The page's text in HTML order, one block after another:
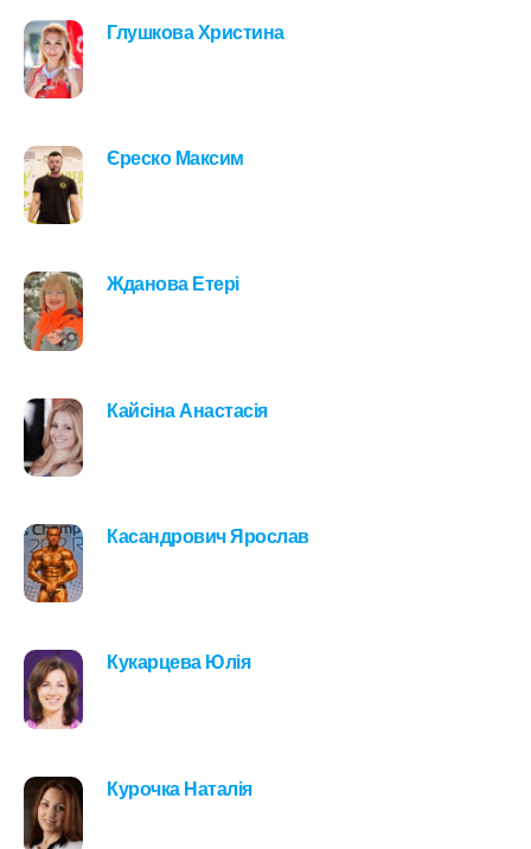
Глушкова Христина
Єреско Максим
Жданова Етері
Кайсіна Анастасія
Касандрович Ярослав
Кукарцева Юлія
Курочка Наталія